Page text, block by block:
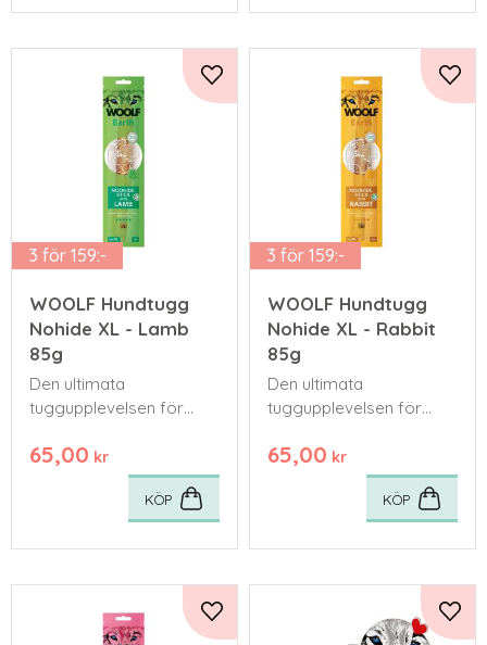
3 för 159:-
WOOLF Hundtugg
Nohide XL - Lamb
85g
Den ultimata
tuggupplevelsen för
tuggare som kräver
något extra hållbart.
65,00 kr
Lägg till i favoriter
KÖP
3 för 159:-
WOOLF Hundtugg
Nohide XL - Rabbit
85g
Den ultimata
tuggupplevelsen för
tuggare som kräver
något extra hållbart.
65,00 kr
KÖP
Lägg till i favoriter